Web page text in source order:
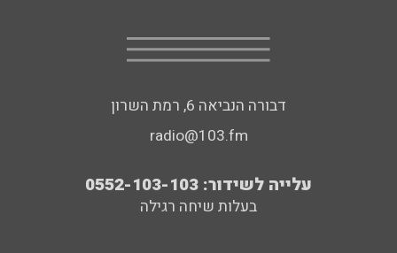
דבורה הנביאה 6, רמת השרון
radio@103.fm
עלייה לשידור: 0552-103-103
בעלות שיחה רגילה